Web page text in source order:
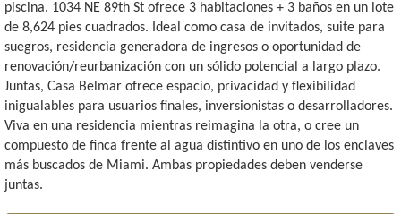
piscina. 1034 NE 89th St ofrece 3 habitaciones + 3 baños en un lote
de 8,624 pies cuadrados. Ideal como casa de invitados, suite para
suegros, residencia generadora de ingresos o oportunidad de
renovación/reurbanización con un sólido potencial a largo plazo.
Juntas, Casa Belmar ofrece espacio, privacidad y flexibilidad
inigualables para usuarios finales, inversionistas o desarrolladores.
Viva en una residencia mientras reimagina la otra, o cree un
compuesto de finca frente al agua distintivo en uno de los enclaves
más buscados de Miami. Ambas propiedades deben venderse
juntas.